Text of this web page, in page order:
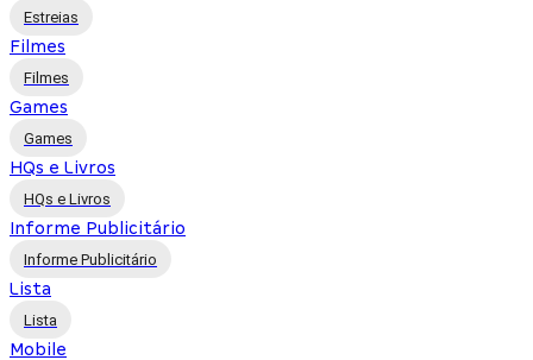
Estreias
Filmes
Filmes
Games
Games
HQs e Livros
HQs e Livros
Informe Publicitário
Informe Publicitário
Lista
Lista
Mobile